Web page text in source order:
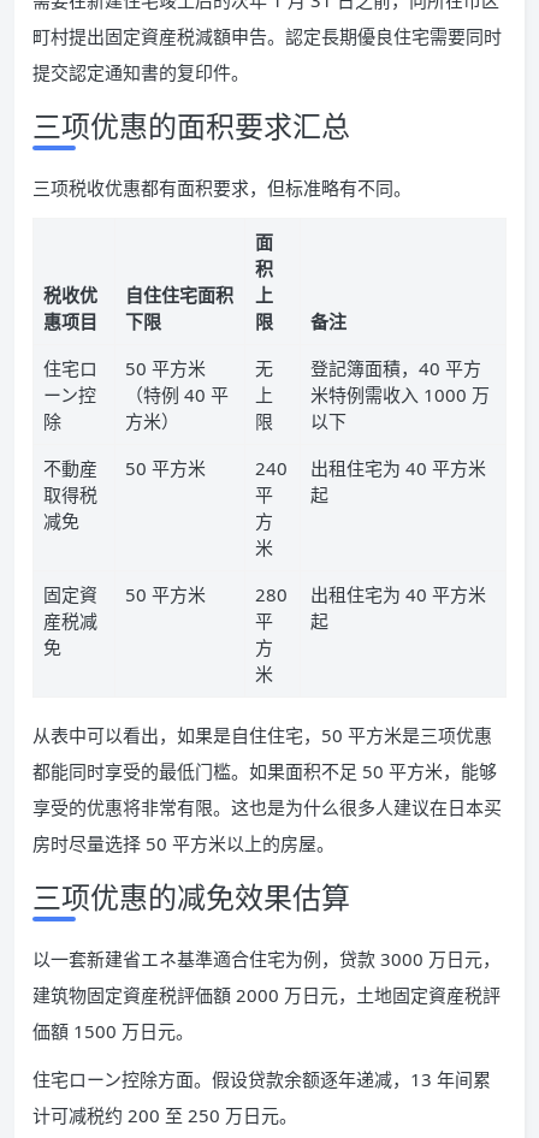
町村提出固定資産税減額申告。認定長期優良住宅需要同时
提交認定通知書的复印件。
三项优惠的面积要求汇总
三项税收优惠都有面积要求，但标准略有不同。
税收优
惠项目
自住住宅面积
下限
面
积
上
限
备注
住宅ロ
ーン控
除
50 平方米
（特例 40 平
方米）
无
上
限
登記簿面積，40 平方
米特例需收入 1000 万
以下
不動産
取得税
减免
50 平方米
240
平
方
米
出租住宅为 40 平方米
起
固定資
産税减
免
50 平方米
280
平
方
米
出租住宅为 40 平方米
起
从表中可以看出，如果是自住住宅，50 平方米是三项优惠
都能同时享受的最低门槛。如果面积不足 50 平方米，能够
享受的优惠将非常有限。这也是为什么很多人建议在日本买
房时尽量选择 50 平方米以上的房屋。
三项优惠的减免效果估算
以一套新建省エネ基準適合住宅为例，贷款 3000 万日元，
建筑物固定資産税評価額 2000 万日元，土地固定資産税評
価額 1500 万日元。
住宅ローン控除方面。假设贷款余额逐年递减，13 年间累
计可减税约 200 至 250 万日元。